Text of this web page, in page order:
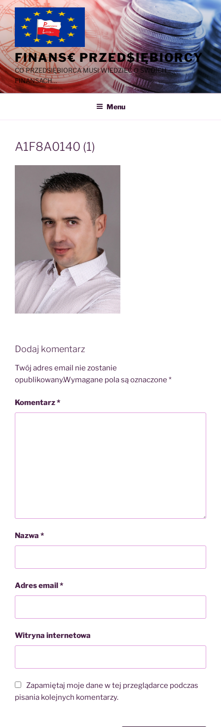
Przejdź
do
treści
FINANS€ PRZED$IĘBIORCY
CO PRZEDSIĘBIORCA MUSI WIEDZIEĆ O SWOICH
FINANSACH…
Menu
A1F8A0140 (1)
Dodaj komentarz
Twój adres email nie zostanie
opublikowany.Wymagane pola są oznaczone *
Komentarz*
Nazwa *
Adres email *
Witryna internetowa
Zapamiętaj moje dane w tej przeglądarce podczas
pisania kolejnych komentarzy.